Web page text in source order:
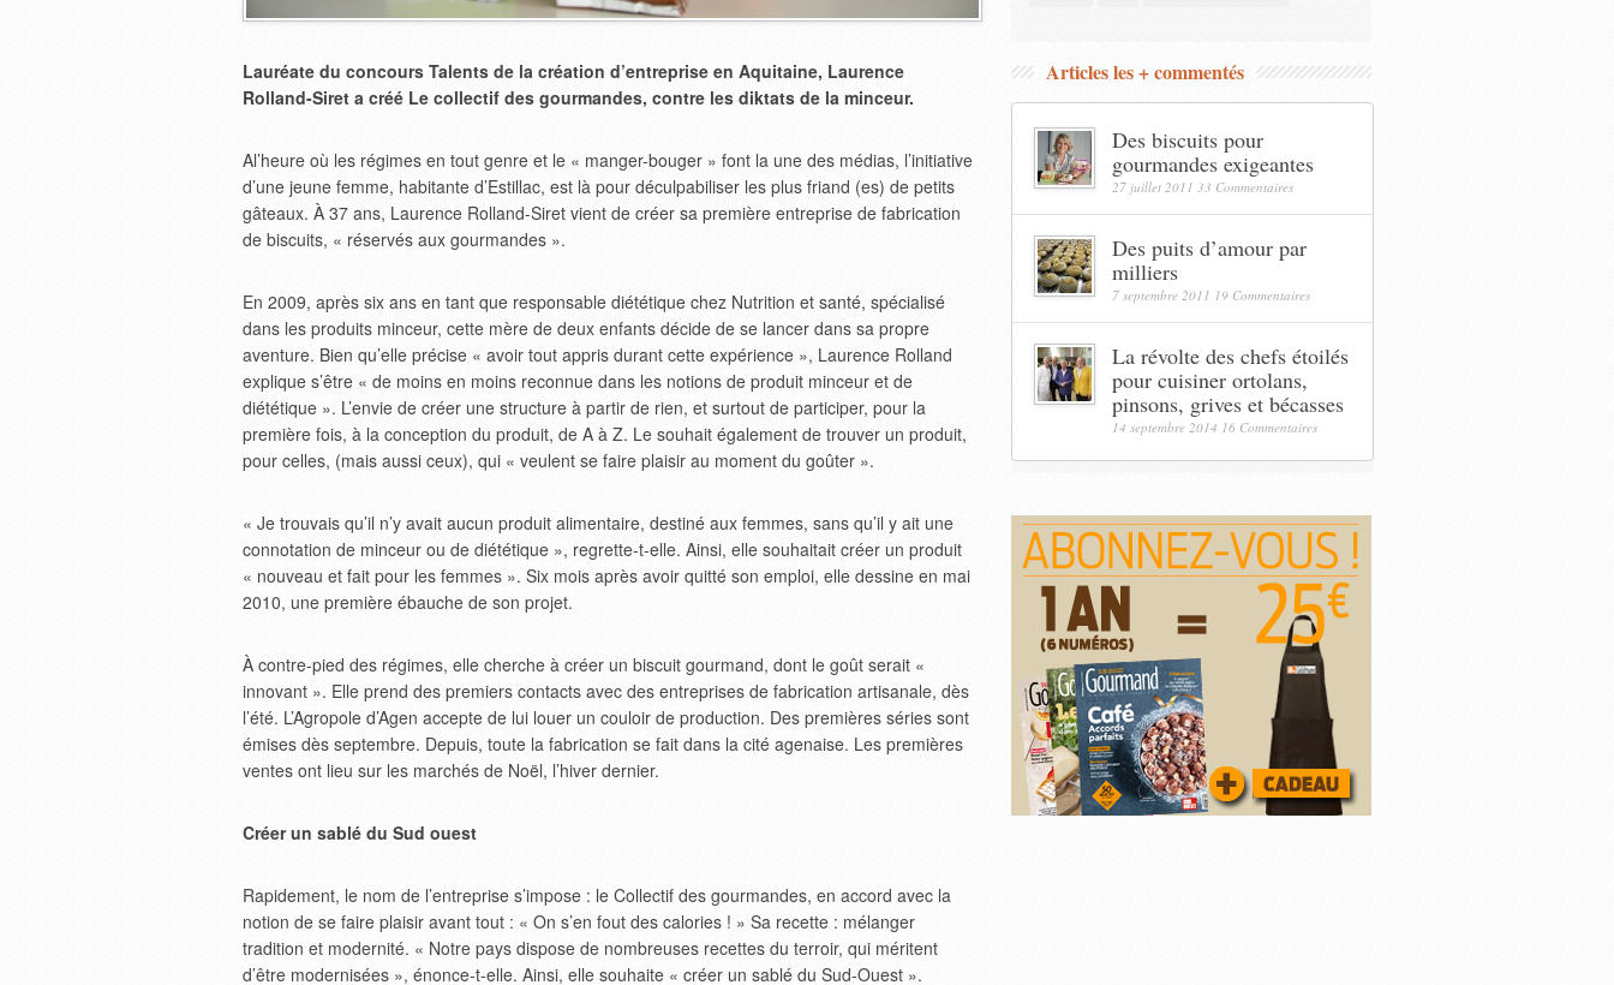
Lauréate du concours Talents de la création d’entreprise en Aquitaine, Laurence
Rolland-Siret a créé Le collectif des gourmandes, contre les diktats de la minceur.
Al’heure où les régimes en tout genre et le « manger-bouger » font la une des médias, l’initiative
d’une jeune femme, habitante d’Estillac, est là pour déculpabiliser les plus friand (es) de petits
gâteaux. À 37 ans, Laurence Rolland-Siret vient de créer sa première entreprise de fabrication
de biscuits, « réservés aux gourmandes ».
En 2009, après six ans en tant que responsable diététique chez Nutrition et santé, spécialisé
dans les produits minceur, cette mère de deux enfants décide de se lancer dans sa propre
aventure. Bien qu’elle précise « avoir tout appris durant cette expérience », Laurence Rolland
explique s’être « de moins en moins reconnue dans les notions de produit minceur et de
diététique ». L’envie de créer une structure à partir de rien, et surtout de participer, pour la
première fois, à la conception du produit, de A à Z. Le souhait également de trouver un produit,
pour celles, (mais aussi ceux), qui « veulent se faire plaisir au moment du goûter ».
« Je trouvais qu’il n’y avait aucun produit alimentaire, destiné aux femmes, sans qu’il y ait une
connotation de minceur ou de diététique », regrette-t-elle. Ainsi, elle souhaitait créer un produit
« nouveau et fait pour les femmes ». Six mois après avoir quitté son emploi, elle dessine en mai
2010, une première ébauche de son projet.
À contre-pied des régimes, elle cherche à créer un biscuit gourmand, dont le goût serait «
innovant ». Elle prend des premiers contacts avec des entreprises de fabrication artisanale, dès
l’été. L’Agropole d’Agen accepte de lui louer un couloir de production. Des premières séries sont
émises dès septembre. Depuis, toute la fabrication se fait dans la cité agenaise. Les premières
ventes ont lieu sur les marchés de Noël, l’hiver dernier.
Créer un sablé du Sud ouest
Rapidement, le nom de l’entreprise s’impose : le Collectif des gourmandes, en accord avec la
notion de se faire plaisir avant tout : « On s’en fout des calories ! » Sa recette : mélanger
tradition et modernité. « Notre pays dispose de nombreuses recettes du terroir, qui méritent
d’être modernisées », énonce-t-elle. Ainsi, elle souhaite « créer un sablé du Sud-Ouest ».
Articles les + commentés
Des biscuits pour
gourmandes exigeantes
27 juillet 2011 33 Commentaires
Des puits d’amour par
milliers
7 septembre 2011 19 Commentaires
La révolte des chefs étoilés
pour cuisiner ortolans,
pinsons, grives et bécasses
14 septembre 2014 16 Commentaires